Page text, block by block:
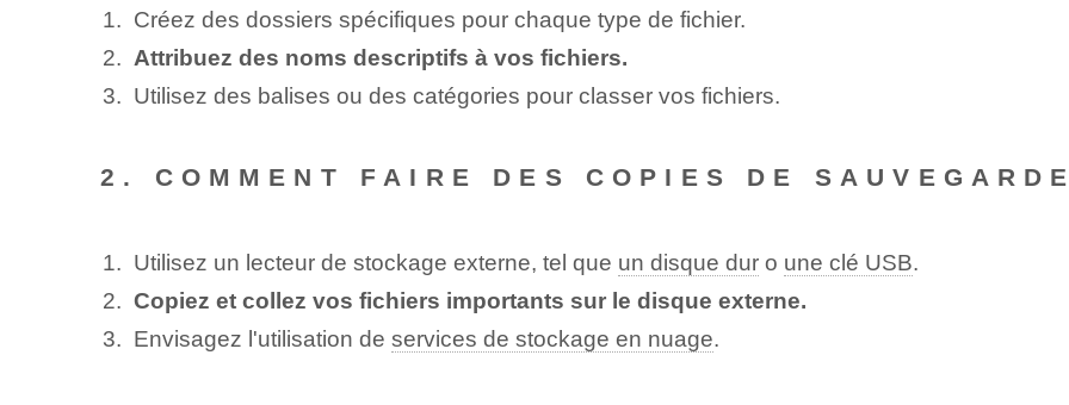
Créez des dossiers spécifiques pour chaque type de fichier.
Attribuez des noms descriptifs à vos fichiers.
Utilisez des balises ou des catégories pour classer vos fichiers.
2. COMMENT FAIRE DES COPIES DE
Utilisez un lecteur de stockage externe, tel que un disque duro une clé USB.
Copiez et collez vos fichiers importants sur le disque externe.
Envisagez l'utilisation de services de stockage en nuage.